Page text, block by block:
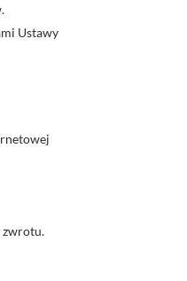
Ustawy
zwrotu.